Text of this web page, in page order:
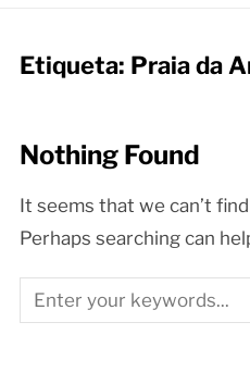
Etiqueta: Praia da
Nothing Found
It seems that we can’t
Perhaps searching can